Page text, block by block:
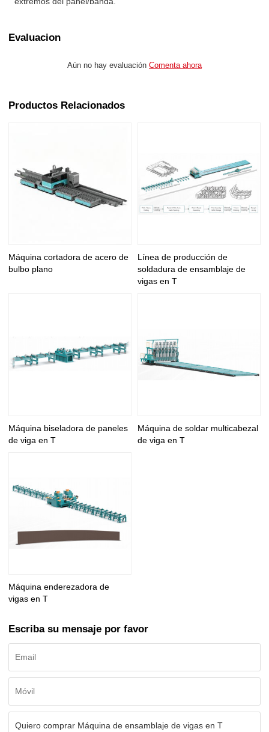
Evaluacion
Aún no hay evaluación Comenta ahora
Productos Relacionados
Máquina cortadora de acero de
bulbo plano
Línea de producción de
soldadura de ensamblaje de
vigas en T
Máquina biseladora de paneles
de viga en T
Máquina de soldar multicabezal
de viga en T
Máquina enderezadora de
vigas en T
Escriba su mensaje por favor